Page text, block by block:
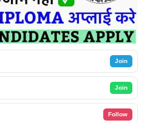
Join
Join
Follow